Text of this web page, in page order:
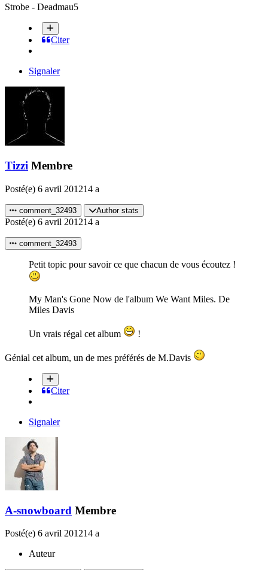
Strobe - Deadmau5
Citer
Signaler
Tizzi Membre
Posté(e) 6 avril 201214 a
comment_32493 Author stats
Posté(e) 6 avril 201214 a
comment_32493
Petit topic pour savoir ce que chacun de vous écoutez !
My Man's Gone Now de l'album We Want Miles. De
Miles Davis
Un vrais régal cet album !
Génial cet album, un de mes préférés de M.Davis
Citer
Signaler
A-snowboard Membre
Posté(e) 6 avril 201214 a
Auteur